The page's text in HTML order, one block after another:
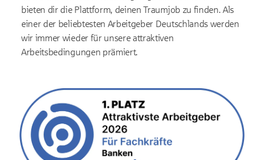
bieten dir die Plattform, deinen Traumjob zu finden. Als
einer der beliebtesten Arbeitgeber Deutschlands werden
wir immer wieder für unsere attraktiven
Arbeitsbedingungen prämiert.